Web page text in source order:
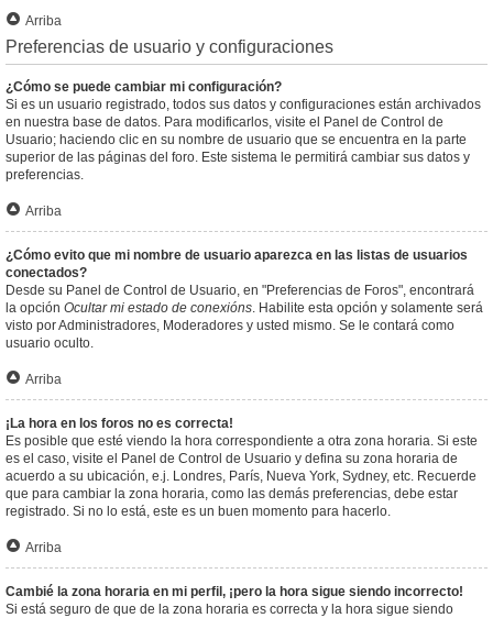
Arriba
Preferencias de usuario y configuraciones
¿Cómo se puede cambiar mi configuración?
Si es un usuario registrado, todos sus datos y configuraciones están archivados
en nuestra base de datos. Para modificarlos, visite el Panel de Control de
Usuario; haciendo clic en su nombre de usuario que se encuentra en la parte
superior de las páginas del foro. Este sistema le permitirá cambiar sus datos y
preferencias.
Arriba
¿Cómo evito que mi nombre de usuario aparezca en las listas de usuarios
conectados?
Desde su Panel de Control de Usuario, en "Preferencias de Foros", encontrará
la opción Ocultar mi estado de conexións. Habilite esta opción y solamente será
visto por Administradores, Moderadores y usted mismo. Se le contará como
usuario oculto.
Arriba
¡La hora en los foros no es correcta!
Es posible que esté viendo la hora correspondiente a otra zona horaria. Si este
es el caso, visite el Panel de Control de Usuario y defina su zona horaria de
acuerdo a su ubicación, e.j. Londres, París, Nueva York, Sydney, etc. Recuerde
que para cambiar la zona horaria, como las demás preferencias, debe estar
registrado. Si no lo está, este es un buen momento para hacerlo.
Arriba
Cambié la zona horaria en mi perfil, ¡pero la hora sigue siendo incorrecto!
Si está seguro de que de la zona horaria es correcta y la hora sigue siendo